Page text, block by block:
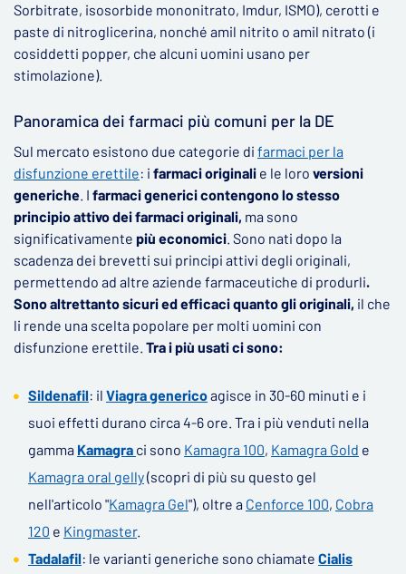
Sorbitrate, isosorbide mononitrato, Imdur, ISMO), cerotti e
paste di nitroglicerina, nonché amil nitrito o amil nitrato (i
cosiddetti popper, che alcuni uomini usano per
stimolazione).
Panoramica dei farmaci più comuni per la DE
Sul mercato esistono due categorie di farmaci per la
disfunzione erettile: i farmaci originali e le loro versioni
generiche. I farmaci generici contengono lo stesso
principio attivo dei farmaci originali, ma sono
significativamente più economici. Sono nati dopo la
scadenza dei brevetti sui principi attivi degli originali,
permettendo ad altre aziende farmaceutiche di produrli.
Sono altrettanto sicuri ed efficaci quanto gli originali, il che
li rende una scelta popolare per molti uomini con
disfunzione erettile. Tra i più usati ci sono:
Sildenafil: il Viagra genericoagisce in 30-60 minuti e i
suoi effetti durano circa 4-6 ore. Tra i più venduti nella
gamma Kamagra ci sono Kamagra 100, Kamagra Gold e
Kamagra oral gelly(scopri di più su questo gel
nell'articolo "Kamagra Gel"), oltre a Cenforce 100, Cobra
120 e Kingmaster.
Tadalafil: le varianti generiche sono chiamate Cialis